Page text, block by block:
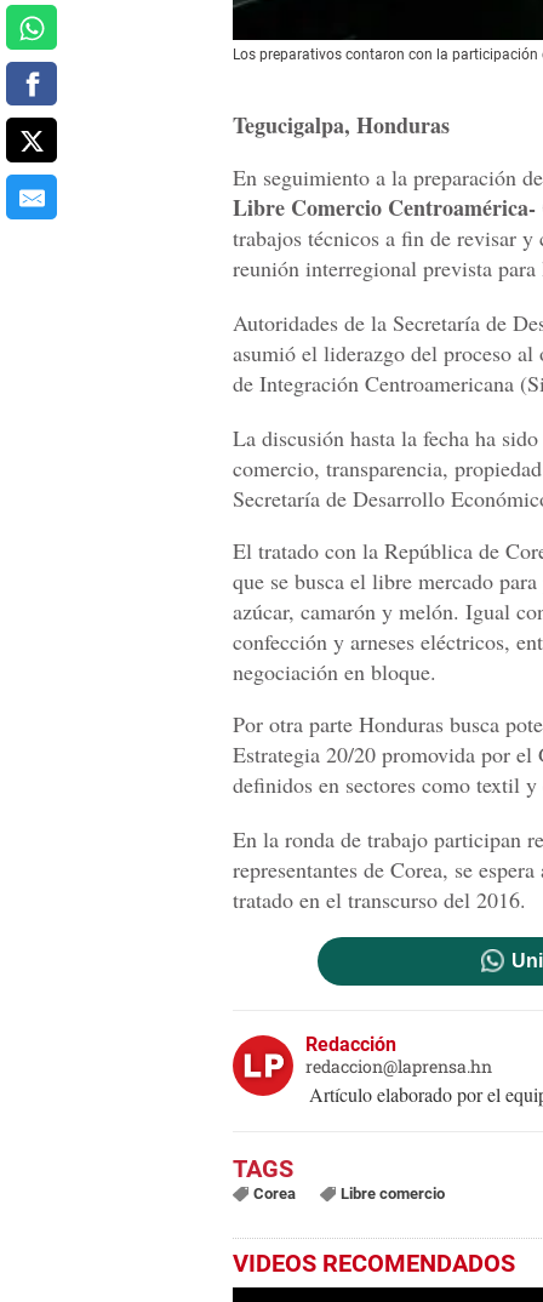
Los preparativos contaron con la
Tegucigalpa, Honduras
En seguimiento a la preparación
Libre Comercio Centroamérica-
trabajos técnicos a fin de revisar
reunión interregional prevista
Autoridades de la Secretaría de
asumió el liderazgo del proceso al
de Integración Centroamericana
La discusión hasta la fecha ha
comercio, transparencia,
Secretaría de Desarrollo
El tratado con la República de
que se busca el libre mercado
azúcar, camarón y melón. Igual
confección y arneses eléctricos,
negociación en bloque.
Por otra parte Honduras busca
Estrategia 20/20 promovida por
definidos en sectores como textil
En la ronda de trabajo participan
representantes de Corea, se
tratado en el transcurso del 2016.
Redacción
redaccion@laprensa.hn
Artículo elaborado por el
Corea Libre comercio
VIDEOS RECOMENDADOS